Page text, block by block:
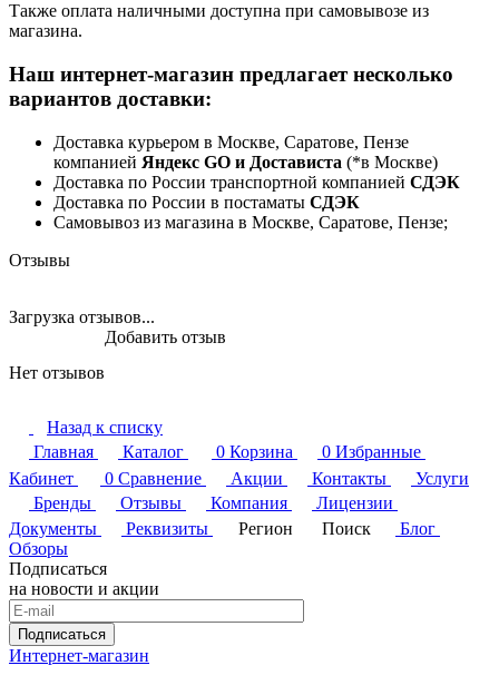
Также оплата наличными доступна при самовывозе из
магазина.
Наш интернет-магазин предлагает несколько
вариантов доставки:
Доставка курьером в Москве, Саратове, Пензе
компанией Яндекс GO и Достависта (*в Москве)
Доставка по России транспортной компанией СДЭК
Доставка по России в постаматы СДЭК
Самовывоз из магазина в Москве, Саратове, Пензе;
Отзывы
Загрузка отзывов...
Нет отзывов
Добавить отзыв
Назад к списку
Главная
Каталог 0 Корзина 0 Избранные
Кабинет
0 Сравнение Акции Контакты
Услуги
Бренды
Отзывы Компания
Лицензии
Документы
Реквизиты Регион Поиск
Блог
Обзоры
Подписаться
на новости и акции
Подписаться
Интернет-магазин